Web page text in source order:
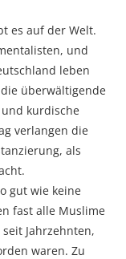
es auf der Welt.
und
leben
überwältigende
kurdische
verlangen die
als
gut wie keine
fast alle Muslime
Jahrzehnten,
waren. Zu